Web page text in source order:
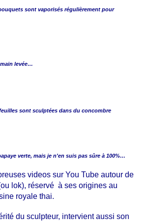
sont vaporisés régulièrement pour
levée…
sont sculptées dans du concombre
verte, mais je n'en suis pas sûre à 100%…
videos sur You Tube autour de
lok), réservé à ses origines au
royale thai.
du sculpteur, intervient aussi son